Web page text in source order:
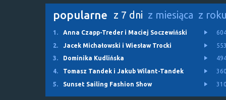
popularne z 7 dni z miesiąca z
1. Anna Czapp-Treder i Maciej Soczewiński
2.
Jacek Michałowski i Wiesław Trocki
3.
Dominika Kudlińska
4.
Tomasz Tandek i Jakub Wilant-Tandek
5.
Sunset Sailing Fashion Show